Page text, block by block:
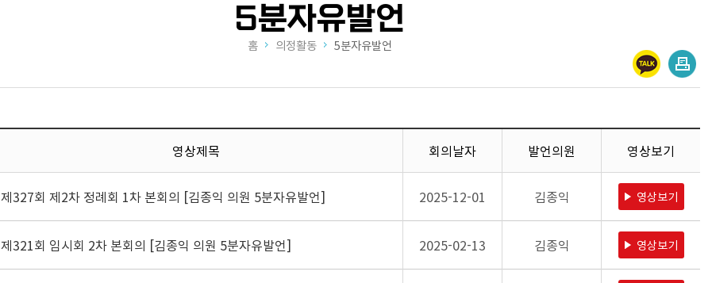
홈 의정활동 5분자유발언
5분자유발언
영상제목 회의날자 발언의원 영상보기
제327회 제2차 정례회 1차 본회의 [김종익 의원 5분자유발언] 2025-12-01 김종익 영상보기
제321회 임시회 2차 본회의 [김종익 의원 5분자유발언] 2025-02-13 김종익 영상보기